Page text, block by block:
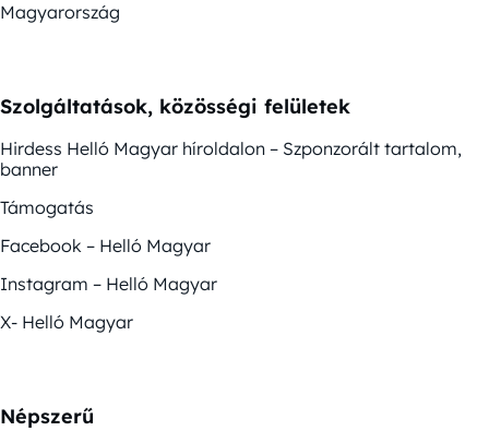
Magyarország
Szolgáltatások, közösségi felületek
Hirdess Helló Magyar híroldalon – Szponzorált tartalom,
banner
Támogatás
Facebook – Helló Magyar
Instagram – Helló Magyar
X- Helló Magyar
Népszerű